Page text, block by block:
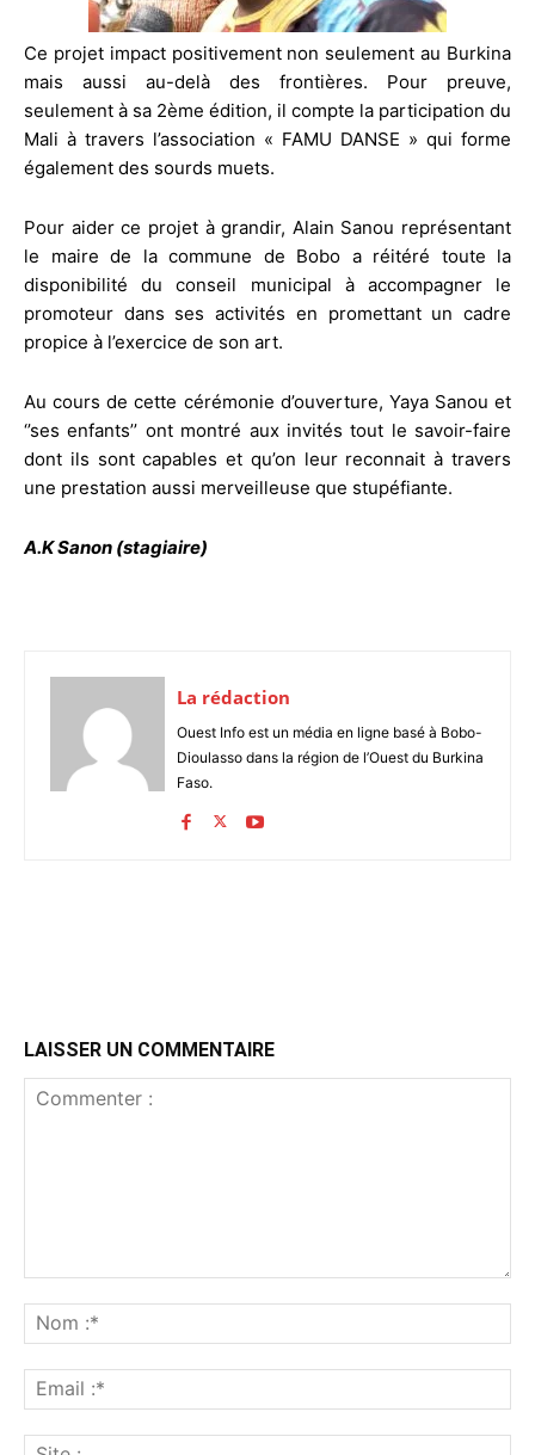
Ce projet impact positivement non seulement au Burkina
mais aussi au-delà des frontières. Pour preuve,
seulement à sa 2ème édition, il compte la participation du
Mali à travers l’association « FAMU DANSE » qui forme
également des sourds muets.
Pour aider ce projet à grandir, Alain Sanou représentant
le maire de la commune de Bobo a réitéré toute la
disponibilité du conseil municipal à accompagner le
promoteur dans ses activités en promettant un cadre
propice à l’exercice de son art.
Au cours de cette cérémonie d’ouverture, Yaya Sanou et
‘’ses enfants’’ ont montré aux invités tout le savoir-faire
dont ils sont capables et qu’on leur reconnait à travers
une prestation aussi merveilleuse que stupéfiante.
A.K Sanon (stagiaire)
La rédaction
Ouest Info est un média en ligne basé à Bobo-
Dioulasso dans la région de l’Ouest du Burkina
Faso.
LAISSER UN COMMENTAIRE
:*
:*